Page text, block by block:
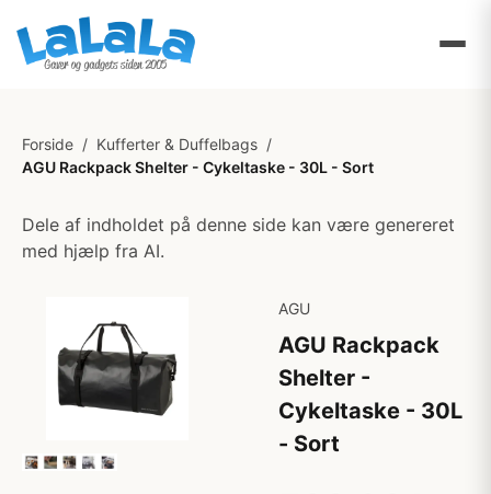
Forside / Kufferter & Duffelbags /
AGU Rackpack Shelter - Cykeltaske - 30L - Sort
Dele af indholdet på denne side kan være genereret
med hjælp fra AI.
AGU
AGU Rackpack
Shelter -
Cykeltaske - 30L
- Sort